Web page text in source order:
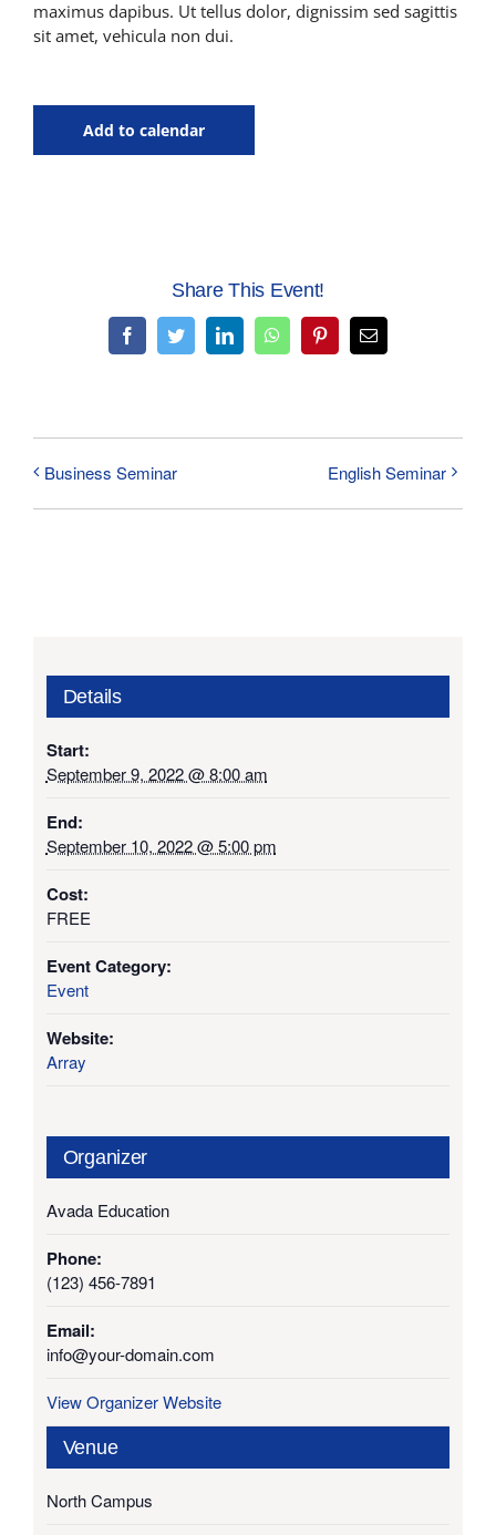
maximus dapibus. Ut tellus dolor, dignissim sed sagittis
sit amet, vehicula non dui.
Add to calendar
Share This Event!
FacebookTwitterLinkedInWhatsAppPinterestEmail
Business Seminar English Seminar
Details
Start:
September 9, 2022 @ 8:00 am
End:
September 10, 2022 @ 5:00 pm
Cost:
FREE
Event Category:
Event
Website:
Array
Venue
North Campus
Organizer
Avada Education
Phone:
(123) 456-7891
Email:
info@your-domain.com
View Organizer Website